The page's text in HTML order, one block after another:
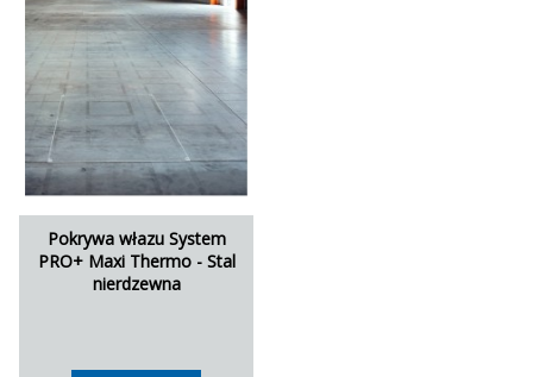
Pokrywa włazu System
PRO+ Maxi Thermo - Stal
nierdzewna